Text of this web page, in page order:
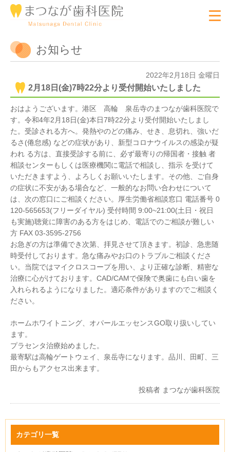
お知らせ
2022年2月18日 金曜日
2月18日(金)7時22分より受付開始いたしました
おはようございます。港区 高輪 泉岳寺のまつなが歯科医院で
す。令和4年2月18日(金)本日7時22分より受付開始いたしまし
た。受診される方へ。発熱やのどの痛み、せき、息切れ、強いだ
るさ(倦怠感) などの症状があり、新型コロナウイルスの感染が疑
われ る方は、直接受診する前に、必ず最寄りの帰国者・接触 者
相談センターもしくは医療機関に電話で相談し、指示 を受けて
いただきますよう、よろしくお願いいたします。その他、ご自身
の症状に不安がある場合など、一般的なお問い合わせについて
は、次の窓口にご相談ください。厚生労働省相談窓口 電話番号 0
120-565653(フリーダイヤル) 受付時間 9:00~21:00(土日・祝日
も実施)聴覚に障害のある方をはじめ、電話でのご相談が難しい
方 FAX 03-3595-2756
お急ぎの方は準備でき次第、拝見させて頂きます。初診、急患随
時受付しております。急な痛みやお口のトラブルご相談くださ
い。当院ではマイクロスコープを用い、より正確な診断、精密な
治療に心がけております。CAD/CAMで保険で奥歯にも白い歯を
入れられるようになりました。適応条件がありますのでご相談く
ださい。
ホームホワイトニング、オパールエッセンスGO取り扱いしてい
ます。
プラセンタ治療始めました。
最寄駅は高輪ゲートウェイ、泉岳寺になります。品川、田町、三
田からもアクセス出来ます。
投稿者 まつなが歯科医院
カテゴリ一覧